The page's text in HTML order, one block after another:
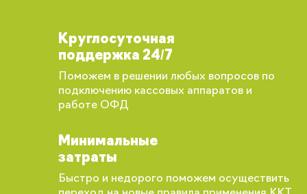
Круглосуточная
поддержка 24/7
Поможем в решении любых вопросов по
подключению кассовых аппаратов и
работе ОФД
Минимальные
затраты
Быстро и недорого поможем осуществить